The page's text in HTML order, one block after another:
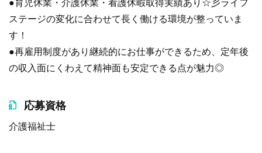
●育児休業・介護休業・看護休暇取得実績あり☆彡ライフ
ステージの変化に合わせて長く働ける環境が整っていま
す！
●再雇用制度があり継続的にお仕事ができるため、定年後
の収入面にくわえて精神面も安定できる点が魅力◎
応募資格
介護福祉士